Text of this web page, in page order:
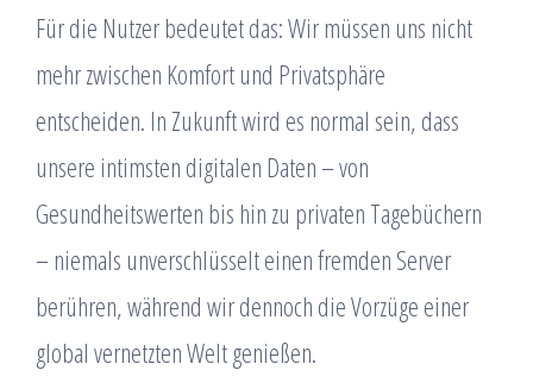
Für die Nutzer bedeutet das: Wir müssen uns nicht
mehr zwischen Komfort und Privatsphäre
entscheiden. In Zukunft wird es normal sein, dass
unsere intimsten digitalen Daten – von
Gesundheitswerten bis hin zu privaten Tagebüchern
– niemals unverschlüsselt einen fremden Server
berühren, während wir dennoch die Vorzüge einer
global vernetzten Welt genießen.